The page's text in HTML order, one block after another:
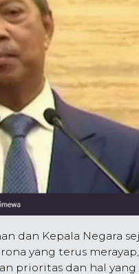
dan Kepala Negara
yang terus
prioritas dan hal